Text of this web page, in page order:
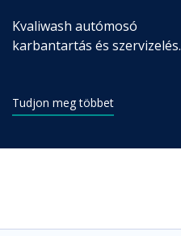
Kvaliwash autómosó
karbantartás és szervizelés.
Tudjon meg többet